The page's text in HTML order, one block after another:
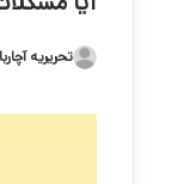
تحریریه